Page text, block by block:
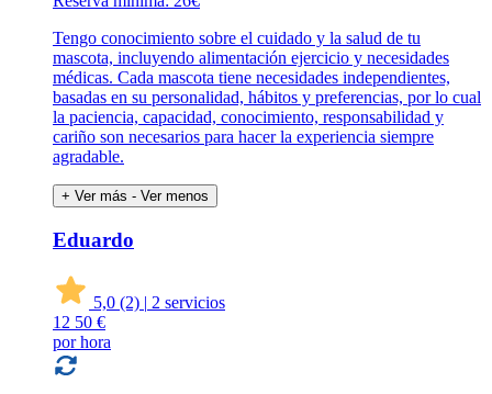
Tengo conocimiento sobre el cuidado y la salud de tu
mascota, incluyendo alimentación ejercicio y necesidades
médicas. Cada mascota tiene necesidades independientes,
basadas en su personalidad, hábitos y preferencias, por lo cual
la paciencia, capacidad, conocimiento, responsabilidad y
cariño son necesarios para hacer la experiencia siempre
agradable.
+ Ver más - Ver menos
Eduardo
5,0 (2) | 2 servicios
12 50 €
por hora